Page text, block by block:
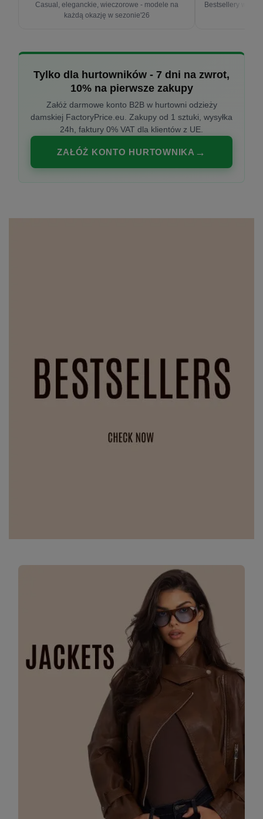
Casual, eleganckie, wieczorowe - modele na
każdą okazję w sezonie'26
Bestsellery w
Tylko dla hurtowników - 7 dni na zwrot,
10% na pierwsze zakupy
Załóż darmowe konto B2B w hurtowni odzieży
damskiej FactoryPrice.eu. Zakupy od 1 sztuki, wysyłka
24h, faktury 0% VAT dla klientów z UE.
ZAŁÓŻ KONTO HURTOWNIKA